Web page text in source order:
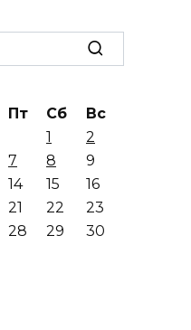
Пт Сб
Вс
1
2
7 8
9
14 15
16
21 22
23
28 29
30